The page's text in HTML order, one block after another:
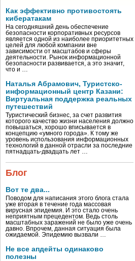
Как эффективно противостоять
кибератакам
На сегодняшний день обеспечение
безопасности корпоративных ресурсов
является одной из наиболее приоритетных
целей для любой компании вне
зависимости от масштабов и сферы
деятельности. Рынок информационной
безопасности развивается, а это значит,
что и …
Наталья Абрамович, Туристско-
информационный центр Казани:
Виртуальная поддержка реальных
путешествий
Туристический бизнес, за счет развития
которого качество жизни населения должно
повышаться, хорошо вписывается в
концепцию «умного города». К тому же
уровень использования информационных
технологий в данной отрасли за последние
пятнадцать-двадцать лет …
Блог
Вот те два...
Поводом для написания этого блога стала
уже вторая в течение года массовая
вирусная эпидемия. И это стало очень
неприятным прецедентом. Ведь столь
масштабных заражений не было уже очень
давно. Впрочем, данная ситуация была
ожидаемой. Эпидемию вызвали …
Не все апдейты одинаково
полезны